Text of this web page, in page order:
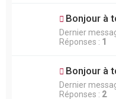
Bonjour à
Dernier
Réponses : 1
Bonjour à
Dernier
Réponses : 2